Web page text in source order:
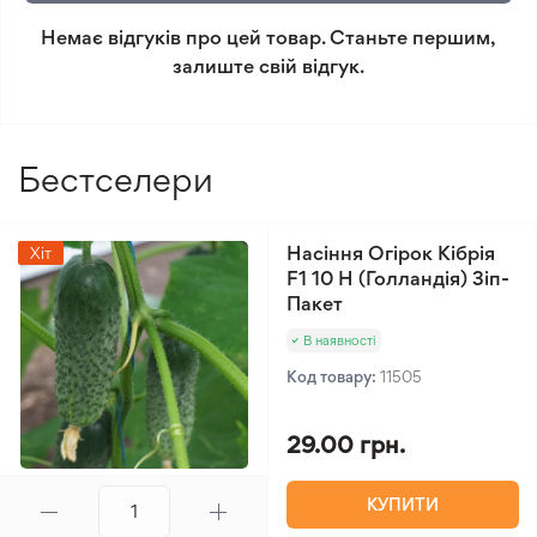
замовлення онлайн або за телефоном.
Мінімальне замовлення 300 грн.
Немає відгуків про цей товар. Станьте першим,
залиште свій відгук.
Бестселери
Хіт
Насіння Огірок Кібрія
F1 10 Н (Голландія) Зіп-
Пакет
В наявності
Код товару: 11505
29.00 грн.
КУПИТИ